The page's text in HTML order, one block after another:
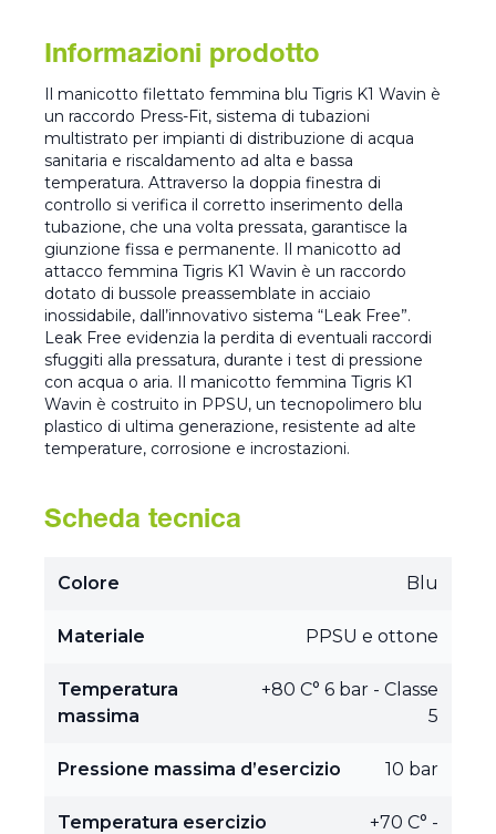
Informazioni prodotto
Il manicotto filettato femmina blu Tigris K1 Wavin è
un raccordo Press-Fit, sistema di tubazioni
multistrato per impianti di distribuzione di acqua
sanitaria e riscaldamento ad alta e bassa
temperatura. Attraverso la doppia finestra di
controllo si verifica il corretto inserimento della
tubazione, che una volta pressata, garantisce la
giunzione fissa e permanente. Il manicotto ad
attacco femmina Tigris K1 Wavin è un raccordo
dotato di bussole preassemblate in acciaio
inossidabile, dall’innovativo sistema “Leak Free”.
Leak Free evidenzia la perdita di eventuali raccordi
sfuggiti alla pressatura, durante i test di pressione
con acqua o aria. Il manicotto femmina Tigris K1
Wavin è costruito in PPSU, un tecnopolimero blu
plastico di ultima generazione, resistente ad alte
temperature, corrosione e incrostazioni.
Scheda tecnica
Colore Blu
Materiale PPSU e ottone
Temperatura
massima
+80 C° 6 bar - Classe
5
Pressione massima d’esercizio 10 bar
Temperatura esercizio +70 C° -